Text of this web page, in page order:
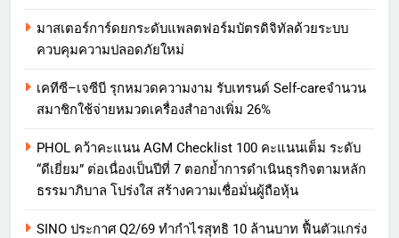
มาสเตอร์การ์ดยกระดับแพลตฟอร์มบัตรดิจิทัลด้วยระบบ
ควบคุมความปลอดภัยใหม่
เคทีซี–เจซีบี รุกหมวดความงาม รับเทรนด์ Self-careจำนวน
สมาชิกใช้จ่ายหมวดเครื่องสำอางเพิ่ม 26%
PHOL คว้าคะแนน AGM Checklist 100 คะแนนเต็ม ระดับ
“ดีเยี่ยม” ต่อเนื่องเป็นปีที่ 7 ตอกย้ำการดำเนินธุรกิจตามหลัก
ธรรมาภิบาล โปร่งใส สร้างความเชื่อมั่นผู้ถือหุ้น
SINO ประกาศ Q2/69 ทำกำไรสุทธิ 10 ล้านบาท ฟื้นตัวแกร่ง